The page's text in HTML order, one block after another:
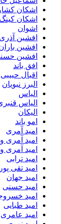
اشکان
اشکان کینگ
اشوان
افشین آذری
افشین
افشین
افق باند
اقبال حبیبی
البرز نبویان
الیاس
الیاس
الیکان
امو باند
امید آمری
امید
امید آمری
امید ترابی
امید تقی پور
امید جهان
امید حسنی
امید
امید طبایی
امید عامری